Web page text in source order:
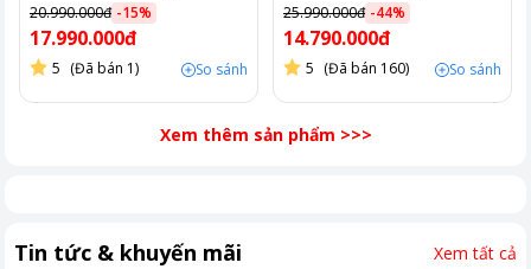
20.990.000đ -15%
17.990.000đ
5 (Đã bán 1) So sánh
25.990.000đ -44%
14.790.000đ
5 (Đã bán 160) So sánh
Xem thêm sản phẩm >>>
Tin tức & khuyến mãi Xem tất cả